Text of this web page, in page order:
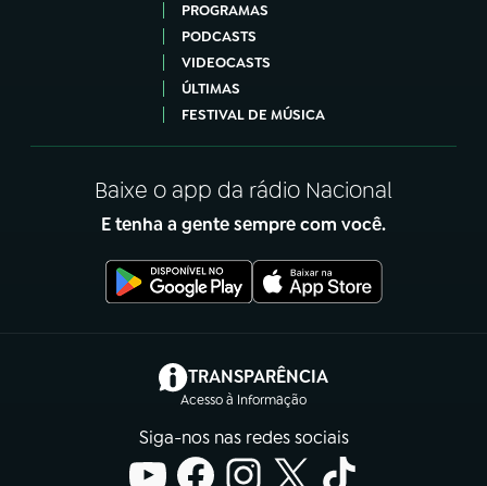
PROGRAMAS
PODCASTS
VIDEOCASTS
ÚLTIMAS
FESTIVAL DE MÚSICA
Baixe o app da rádio Nacional
E tenha a gente sempre com você.
TRANSPARÊNCIA
Acesso à Informação
(abre em nova aba)
Siga-nos nas redes sociais